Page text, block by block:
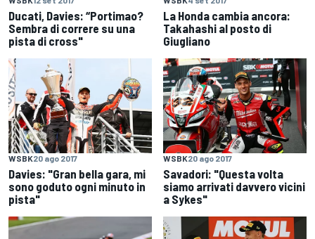
Ducati, Davies: “Portimao?
Sembra di correre su una
pista di cross"
La Honda cambia ancora:
Takahashi al posto di
Giugliano
WSBK20 ago 2017
Davies: "Gran bella gara, mi
sono goduto ogni minuto in
pista"
WSBK20 ago 2017
Savadori: "Questa volta
siamo arrivati davvero vicini
a Sykes"